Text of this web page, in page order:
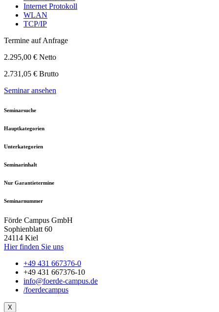
Internet Protokoll
WLAN
TCP/IP
Termine auf Anfrage
2.295,00 € Netto
2.731,05 € Brutto
Seminar ansehen
Seminarsuche
Hauptkategorien
Unterkategorien
Seminarinhalt
Nur Garantietermine
Seminarnummer
Förde Campus GmbH
Sophienblatt 60
24114 Kiel
Hier finden Sie uns
+49 431 667376-0
+49 431 667376-10
info@foerde-campus.de
/foerdecampus
X